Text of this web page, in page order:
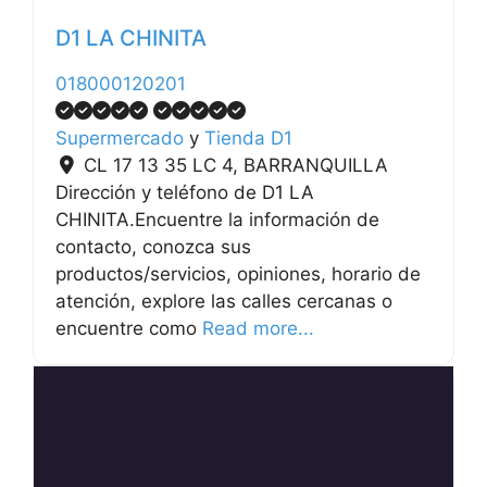
D1 LA CHINITA
018000120201
Supermercado y Tienda D1
CL 17 13 35 LC 4, BARRANQUILLA
Dirección y teléfono de D1 LA
CHINITA.Encuentre la información de
contacto, conozca sus
productos/servicios, opiniones, horario de
atención, explore las calles cercanas o
encuentre como Read more...